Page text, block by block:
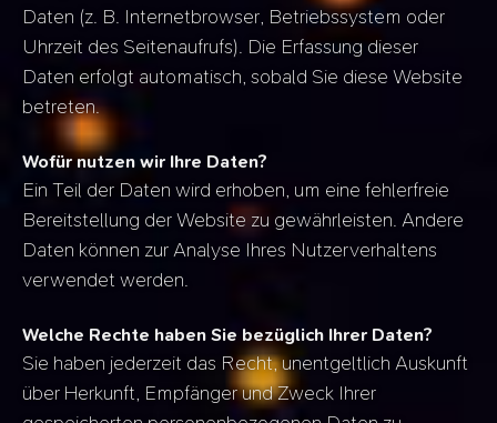
Daten (z. B. Internetbrowser, Betriebssystem oder
Uhrzeit des Seitenaufrufs). Die Erfassung dieser
Daten erfolgt automatisch, sobald Sie diese Website
betreten.
Wofür nutzen wir Ihre Daten?
Ein Teil der Daten wird erhoben, um eine fehlerfreie
Bereitstellung der Website zu gewährleisten. Andere
Daten können zur Analyse Ihres Nutzerverhaltens
verwendet werden.
Welche Rechte haben Sie bezüglich Ihrer Daten?
Sie haben jederzeit das Recht, unentgeltlich Auskunft
über Herkunft, Empfänger und Zweck Ihrer